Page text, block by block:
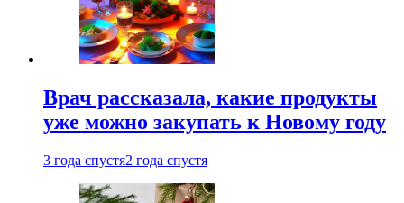
Врач рассказала, какие продукты
уже можно закупать к Новому году
3 года спустя2 года спустя